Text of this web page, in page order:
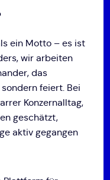
ein Motto – es ist
wir arbeiten
das
feiert. Bei
Konzernalltag,
geschätzt,
aktiv gegangen